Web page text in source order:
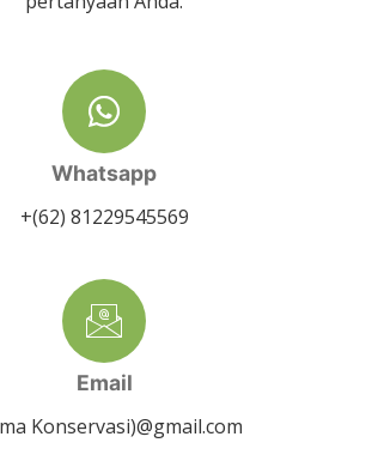
Whatsapp
+(62) 81229545569
Email
Konservasi)@gmail.com